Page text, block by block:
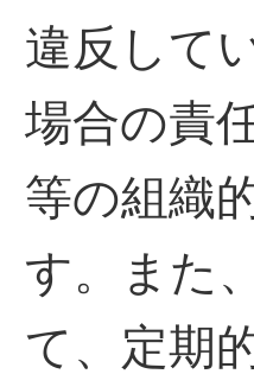
違反して
場合の責
等の組織
す。また
て、定期